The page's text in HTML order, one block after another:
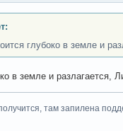
глубоко в земле и
в земле и разлагается,
там запилена